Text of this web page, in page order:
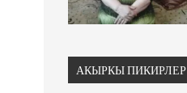
АКЫРКЫ ПИКИРЛЕР